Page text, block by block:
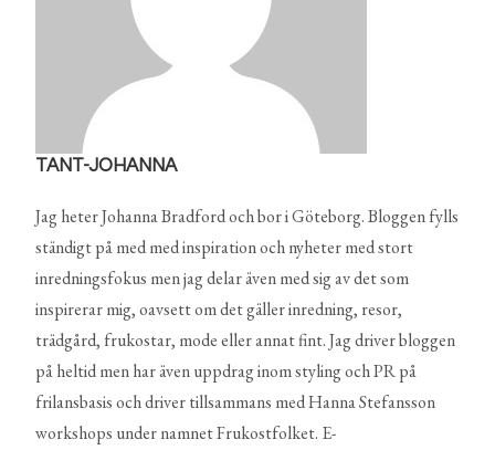
TANT-JOHANNA
Jag heter Johanna Bradford och bor i Göteborg. Bloggen fylls
ständigt på med med inspiration och nyheter med stort
inredningsfokus men jag delar även med sig av det som
inspirerar mig, oavsett om det gäller inredning, resor,
trädgård, frukostar, mode eller annat fint. Jag driver bloggen
på heltid men har även uppdrag inom styling och PR på
frilansbasis och driver tillsammans med Hanna Stefansson
workshops under namnet Frukostfolket. E-